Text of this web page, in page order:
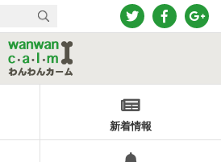
新着情報